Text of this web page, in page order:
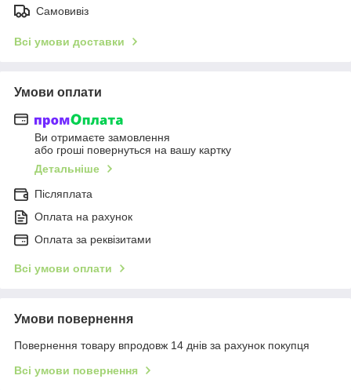
Самовивіз
Всі умови доставки
Умови оплати
Ви отримаєте замовлення
або гроші повернуться на вашу картку
Детальніше
Післяплата
Оплата на рахунок
Оплата за реквізитами
Всі умови оплати
Умови повернення
Повернення товару впродовж 14 днів за рахунок покупця
Всі умови повернення